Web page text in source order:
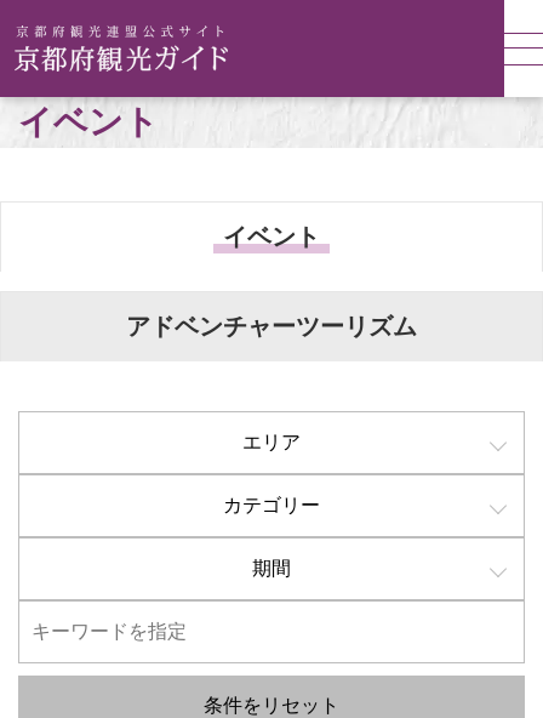
イベント
イベント
アドベンチャーツーリズム
エリア
カテゴリー
期間
条件をリセット